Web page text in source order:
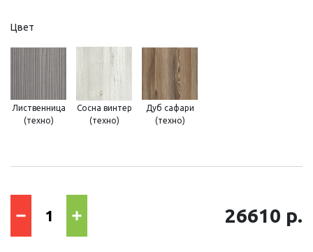
Цвет
Лиственница
(техно)
Сосна винтер
(техно)
Дуб сафари
(техно)
26610 р.